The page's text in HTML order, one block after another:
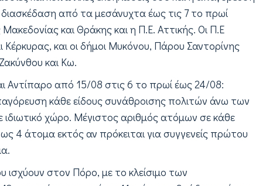
από τα μεσάνυχτα έως τις 7 το πρωί
και Θράκης και η Π.Ε. Αττικής. Οι Π.Ε
Κέρκυρας, και οι δήμοι Μυκόνου, Πάρου Σαντορίνης
και Κω.
Αντίπαρο από 15/08 στις 6 το πρωί έως 24/08:
κάθε είδους συνάθροισης πολιτών άνω των
χώρο. Μέγιστος αριθμός ατόμων σε κάθε
4 άτομα εκτός αν πρόκειται για συγγενείς πρώτου
στον Πόρο, με το κλείσιμο των